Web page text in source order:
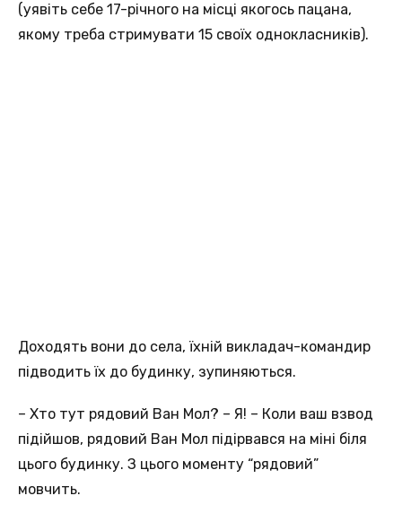
(уявіть себе 17-річного на місці якогось пацана,
якому треба стримувати 15 своїх однокласників).
Доходять вони до села, їхній викладач-командир
підводить їх до будинку, зупиняються.
– Хто тут рядовий Ван Мол? – Я! – Коли ваш взвод
підійшов, рядовий Ван Мол підірвався на міні біля
цього будинку. З цього моменту “рядовий”
мовчить.